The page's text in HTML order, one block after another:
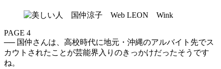
PAGE 4
── 国仲さんは、高校時代に地元・沖縄のアルバイト先でス
カウトされたことが芸能界入りのきっかけだったそうです
ね。